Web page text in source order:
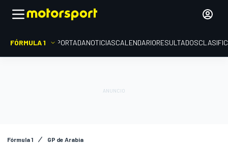
FÓRMULA 1 PORTADANOTICIASCALENDARIORESULTADOS
Fórmula 1 GP de Arabia